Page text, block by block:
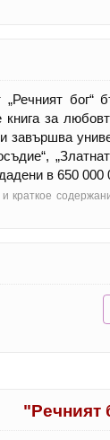
книга за
завършва
в 650 000
краткое
"Речният